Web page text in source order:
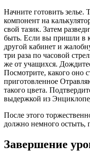
Начните готовить
компонент на
свой тазик. Затем
быть. Если вы пришли в
другой кабинет и
три раза по часовой
же от учащихся.
Посмотрите, какого оно
приготовленное
такого цвета.
выдержкой из
После этого
должно немного остыть,
Завершение